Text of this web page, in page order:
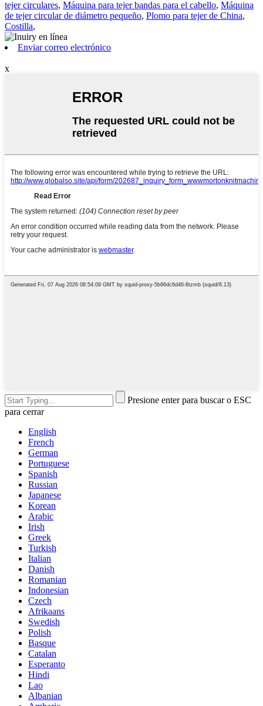
tejer circulares, Máquina para tejer bandas para el cabello, Máquina
de tejer circular de diámetro pequeño, Plomo para tejer de China,
Costilla,
Enviar correo electrónico
x
Presione enter para buscar o ESC
para cerrar
English
French
German
Portuguese
Spanish
Russian
Japanese
Korean
Arabic
Irish
Greek
Turkish
Italian
Danish
Romanian
Indonesian
Czech
Afrikaans
Swedish
Polish
Basque
Catalan
Esperanto
Hindi
Lao
Albanian